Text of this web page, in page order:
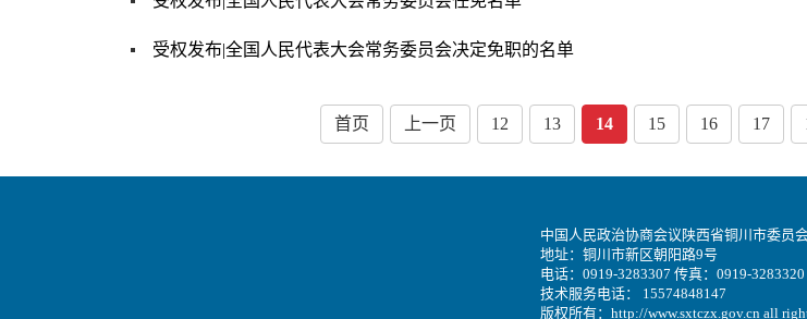
受权发布|全国人民代表大会常务委员会决定免职的名单
首页 上一页 12 13 14 15 16 17
中国人民政治协商会议陕西省铜川市委员
地址：铜川市新区朝阳路9号
电话：0919-3283307 传真：0919-3283320
技术服务电话： 15574848147
版权所有：http://www.sxtczx.gov.cn all